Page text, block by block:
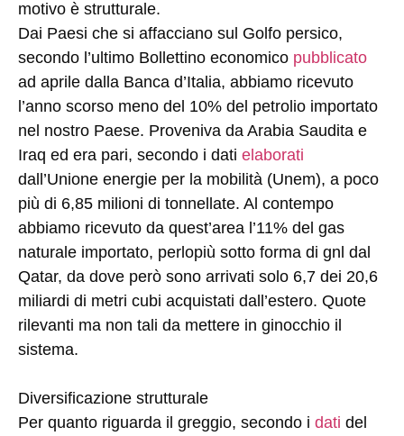
motivo è strutturale.
Dai Paesi che si affacciano sul Golfo persico,
secondo l’ultimo Bollettino economico pubblicato
ad aprile dalla Banca d’Italia, abbiamo ricevuto
l’anno scorso meno del 10% del petrolio importato
nel nostro Paese. Proveniva da Arabia Saudita e
Iraq ed era pari, secondo i dati elaborati
dall’Unione energie per la mobilità (Unem), a poco
più di 6,85 milioni di tonnellate. Al contempo
abbiamo ricevuto da quest’area l’11% del gas
naturale importato, perlopiù sotto forma di gnl dal
Qatar, da dove però sono arrivati solo 6,7 dei 20,6
miliardi di metri cubi acquistati dall’estero. Quote
rilevanti ma non tali da mettere in ginocchio il
sistema.
Diversificazione strutturale
Per quanto riguarda il greggio, secondo i dati del